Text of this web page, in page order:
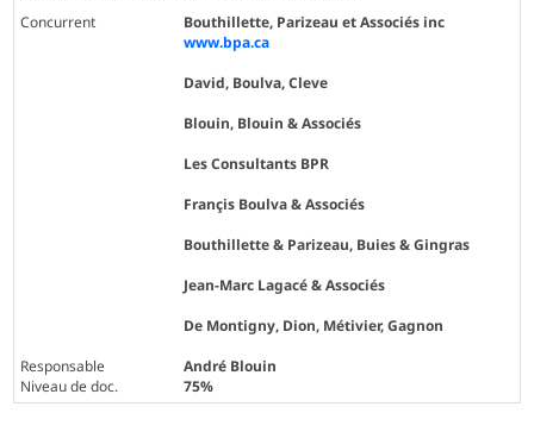
Concurrent
Bouthillette, Parizeau et Associés inc
www.bpa.ca
David, Boulva, Cleve
Blouin, Blouin & Associés
Les Consultants BPR
Françis Boulva & Associés
Bouthillette & Parizeau, Buies & Gingras
Jean-Marc Lagacé & Associés
De Montigny, Dion, Métivier, Gagnon
Responsable
André Blouin
Niveau de doc.
75%